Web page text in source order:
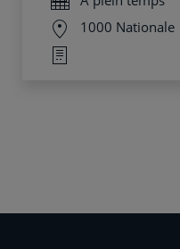
1000 Nationale